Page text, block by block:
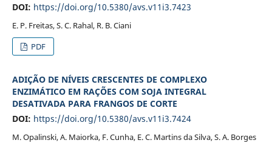
DOI: https://doi.org/10.5380/avs.v11i3.7423
E. P. Freitas, S. C. Rahal, R. B. Ciani
PDF
ADIÇÃO DE NÍVEIS CRESCENTES DE COMPLEXO
ENZIMÁTICO EM RAÇÕES COM SOJA INTEGRAL
DESATIVADA PARA FRANGOS DE CORTE
DOI: https://doi.org/10.5380/avs.v11i3.7424
M. Opalinski, A. Maiorka, F. Cunha, E. C. Martins da Silva, S. A. Borges